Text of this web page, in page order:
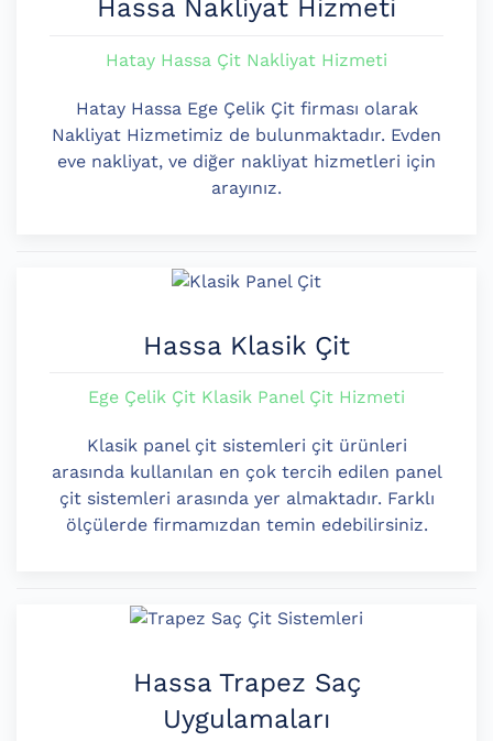
Hassa Nakliyat Hizmeti
Hatay Hassa Çit Nakliyat Hizmeti
Hatay Hassa Ege Çelik Çit firması olarak
Nakliyat Hizmetimiz de bulunmaktadır. Evden
eve nakliyat, ve diğer nakliyat hizmetleri için
arayınız.
Hassa Klasik Çit
Ege Çelik Çit Klasik Panel Çit Hizmeti
Klasik panel çit sistemleri çit ürünleri
arasında kullanılan en çok tercih edilen panel
çit sistemleri arasında yer almaktadır. Farklı
ölçülerde firmamızdan temin edebilirsiniz.
Hassa Trapez Saç
Uygulamaları